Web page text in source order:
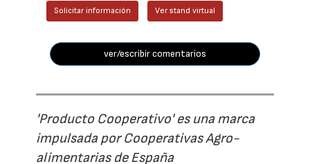
Solicitar información Ver stand virtual
ver/escribir comentarios
'Producto Cooperativo' es una marca
impulsada por Cooperativas Agro-
alimentarias de España